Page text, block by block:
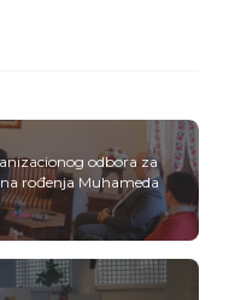
odbora za
rođenja Muhameda